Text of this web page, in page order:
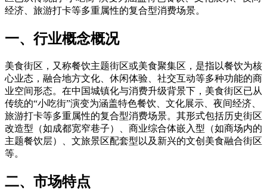
经济、旅游打卡等多重属性的复合型消费场景。
一、行业概念概况
美食街区，又称餐饮主题街区或美食聚集区，是指以餐饮为核
心业态，融合地方文化、休闲体验、社交互动等多种功能的商
业空间形态。在中国城镇化与消费升级背景下，美食街区已从
传统的“小吃街”演变为涵盖特色餐饮、文化展示、夜间经济、
旅游打卡等多重属性的复合型消费场景。其形式包括历史街区
改造型（如成都宽窄巷子）、商业综合体嵌入型（如商场内的
主题餐饮层）、文旅景区配套型以及新兴的文创美食融合街区
等。
二、市场特点